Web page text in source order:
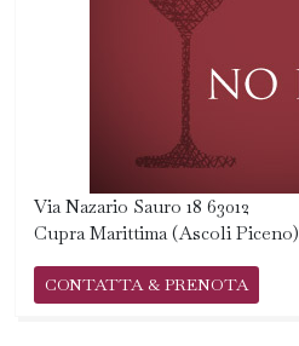
Via Nazario Sauro 18 63012
Cupra Marittima (Ascoli Piceno)
CONTATTA & PRENOTA